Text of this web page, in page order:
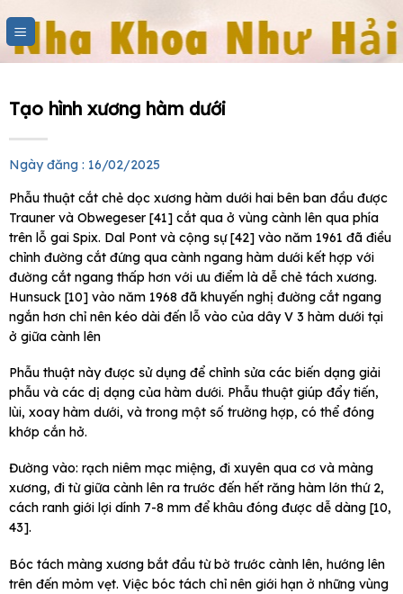
content
Tạo hình xương hàm dưới
Ngày đăng : 16/02/2025
Phẫu thuật cắt chẻ dọc xương hàm dưới hai bên ban đầu được
Trauner và Obwegeser [41] cắt qua ở vùng cành lên qua phía
trên lỗ gai Spix. Dal Pont và cộng sự [42] vào năm 1961 đã điều
chỉnh đường cắt đứng qua cành ngang hàm dưới kết hợp với
đường cắt ngang thấp hơn với ưu điểm là dễ chẻ tách xương.
Hunsuck [10] vào năm 1968 đã khuyến nghị đường cắt ngang
ngắn hơn chỉ nên kéo dài đến lỗ vào của dây V 3 hàm dưới tại
ở giữa cành lên
Phẫu thuật này được sử dụng để chỉnh sửa các biến dạng giải
phẫu và các dị dạng của hàm dưới. Phẫu thuật giúp đẩy tiến,
lùi, xoay hàm dưới, và trong một số trường hợp, có thể đóng
khớp cắn hở.
Đường vào: rạch niêm mạc miệng, đi xuyên qua cơ và màng
xương, đi từ giữa cành lên ra trước đến hết răng hàm lớn thứ 2,
cách ranh giới lợi dính 7-8 mm để khâu đóng được dễ dàng [10,
43].
Bóc tách màng xương bắt đầu từ bờ trước cành lên, hướng lên
trên đến mỏm vẹt. Việc bóc tách chỉ nên giới hạn ở những vùng